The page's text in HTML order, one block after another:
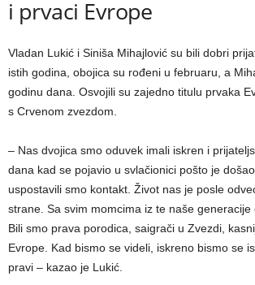
i prvaci Evrope
Vladan Lukić i Siniša Mihajlović su bili dobri
istih godina, obojica su rođeni u februaru, a
godinu dana. Osvojili su zajedno titulu prvaka
s Crvenom zvezdom.
– Nas dvojica smo oduvek imali iskren i
dana kad se pojavio u svlačionici pošto je
uspostavili smo kontakt. Život nas je posle
strane. Sa svim momcima iz te naše generacije
Bili smo prava porodica, saigrači u Zvezdi,
Evrope. Kad bismo se videli, iskreno bismo se
pravi – kazao je Lukić.